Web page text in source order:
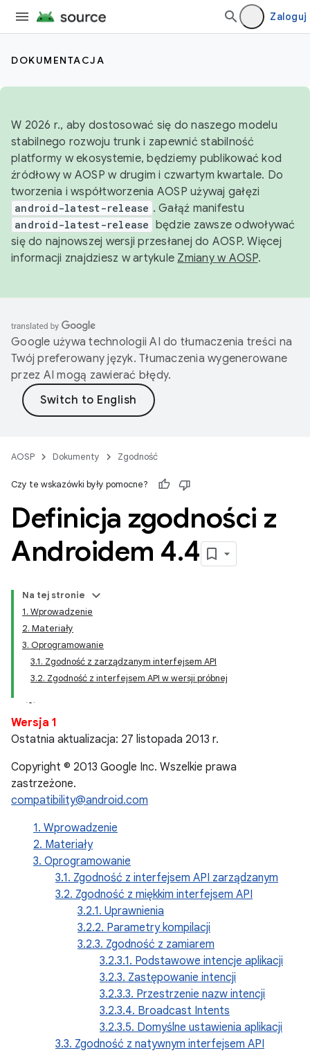
Zaloguj
DOKUMENTACJA
W 2026 r., aby dostosować się do naszego modelu
stabilnego rozwoju trunk i zapewnić stabilność
platformy w ekosystemie, będziemy publikować kod
źródłowy w AOSP w drugim i czwartym kwartale. Do
tworzenia i współtworzenia AOSP używaj gałęzi
android-latest-release . Gałąź manifestu
android-latest-release będzie zawsze odwoływać
się do najnowszej wersji przesłanej do AOSP. Więcej
informacji znajdziesz w artykule Zmiany w AOSP.
Google używa technologii AI do tłumaczenia treści na
Twój preferowany język. Tłumaczenia wygenerowane
przez AI mogą zawierać błędy.
AOSP Dokumenty Zgodność
Czy te wskazówki były pomocne?
Definicja zgodności z
Androidem 4.4
Na tej stronie
1. Wprowadzenie
2. Materiały
3. Oprogramowanie
3.1. Zgodność z zarządzanym interfejsem API
3.2. Zgodność z interfejsem API w wersji próbnej
Wersja 1
Ostatnia aktualizacja: 27 listopada 2013 r.
Copyright © 2013 Google Inc. Wszelkie prawa
zastrzeżone.
compatibility@android.com
1. Wprowadzenie
2. Materiały
3. Oprogramowanie
3.1. Zgodność z interfejsem API zarządzanym
3.2. Zgodność z miękkim interfejsem API
3.2.1. Uprawnienia
3.2.2. Parametry kompilacji
3.2.3. Zgodność z zamiarem
3.2.3.1. Podstawowe intencje aplikacji
3.2.3. Zastępowanie intencji
3.2.3.3. Przestrzenie nazw intencji
3.2.3.4. Broadcast Intents
3.2.3.5. Domyślne ustawienia aplikacji
3.3. Zgodność z natywnym interfejsem API